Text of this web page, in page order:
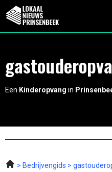
Een Kinderopvang in
Bedrijvengids